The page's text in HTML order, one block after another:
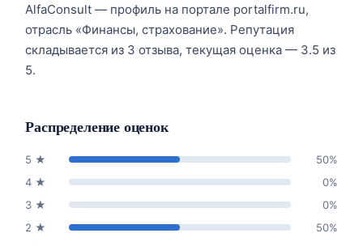
AlfaConsult — профиль на портале portalfirm.ru,
отрасль «Финансы, страхование». Репутация
складывается из 3 отзыва, текущая оценка — 3.5 из
5.
Распределение оценок
5 ★ 50%
4 ★ 0%
3 ★ 0%
2 ★ 50%